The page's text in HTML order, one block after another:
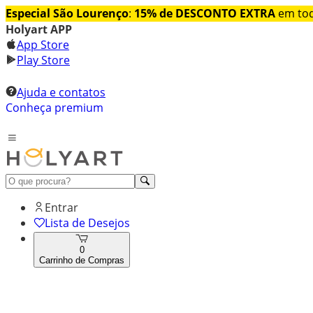
Especial São Lourenço: 15% de DESCONTO EXTRA em
Holyart APP
App Store
Play Store
Ajuda e contatos
Conheça premium
Entrar
Lista de Desejos
0
Carrinho de Compras